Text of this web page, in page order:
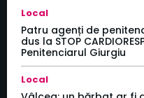
Local
Patru agenți de
dus la STOP
Penitenciarul Giurgiu
Local